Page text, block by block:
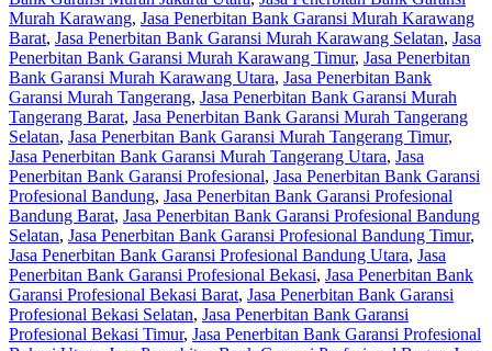
Murah Karawang, Jasa Penerbitan Bank Garansi Murah Karawang
Barat, Jasa Penerbitan Bank Garansi Murah Karawang Selatan, Jasa
Penerbitan Bank Garansi Murah Karawang Timur, Jasa Penerbitan
Bank Garansi Murah Karawang Utara, Jasa Penerbitan Bank
Garansi Murah Tangerang, Jasa Penerbitan Bank Garansi Murah
Tangerang Barat, Jasa Penerbitan Bank Garansi Murah Tangerang
Selatan, Jasa Penerbitan Bank Garansi Murah Tangerang Timur,
Jasa Penerbitan Bank Garansi Murah Tangerang Utara, Jasa
Penerbitan Bank Garansi Profesional, Jasa Penerbitan Bank Garansi
Profesional Bandung, Jasa Penerbitan Bank Garansi Profesional
Bandung Barat, Jasa Penerbitan Bank Garansi Profesional Bandung
Selatan, Jasa Penerbitan Bank Garansi Profesional Bandung Timur,
Jasa Penerbitan Bank Garansi Profesional Bandung Utara, Jasa
Penerbitan Bank Garansi Profesional Bekasi, Jasa Penerbitan Bank
Garansi Profesional Bekasi Barat, Jasa Penerbitan Bank Garansi
Profesional Bekasi Selatan, Jasa Penerbitan Bank Garansi
Profesional Bekasi Timur, Jasa Penerbitan Bank Garansi Profesional